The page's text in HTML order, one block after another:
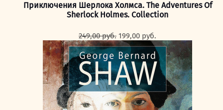
Приключения Шерлока Холмса. The Adventures Of
Sherlock Holmes. Collection
249,00руб. Первоначальная
цена
составляла
249,00 руб..
199,00 руб.
цена:
199,00 руб..